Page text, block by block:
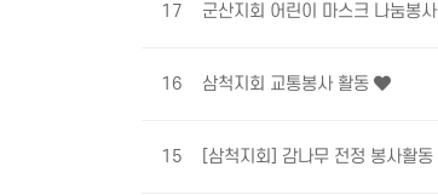
17 군산지회 어린이 마스크 나눔봉사
16 삼척지회 교통봉사 활동
15 [삼척지회] 감나무 전정 봉사활동